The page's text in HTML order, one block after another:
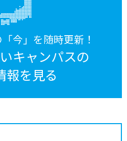
今」を随時更新！
キャンパスの
報を見る